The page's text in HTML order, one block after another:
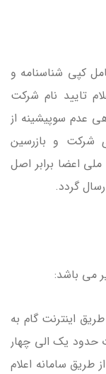
کپی شناسنامه و
تایید نام شرکت
عدم سوپیشینه از
شرکت و بازرسین
اعضا برابر اصل
گردد.
می باشد:
اینترنت گام به
حدود یک الی چهار
طریق سامانه اعلام